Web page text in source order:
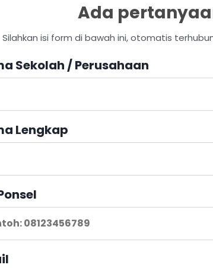
Ada
Silahkan isi form di bawah ini, otomatis
Sekolah / Perusahaan
Lengkap